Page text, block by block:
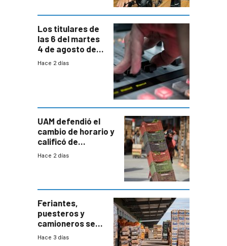
Los titulares de
las 6 del martes
4 de agosto de
2026
Hace 2 días
UAM defendió el
cambio de horario y
calificó de
“desproporcionado”
Hace 2 días
Feriantes,
puesteros y
camioneros se
movilizaron en
Hace 3 días